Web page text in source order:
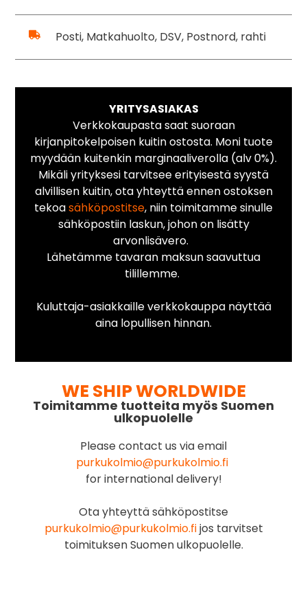
Posti, Matkahuolto, DSV, Postnord, rahti
YRITYSASIAKAS
Verkkokaupasta saat suoraan
kirjanpitokelpoisen kuitin ostosta. Moni tuote
myydään kuitenkin marginaaliverolla (alv 0%).
Mikäli yrityksesi tarvitsee erityisestä syystä
alvillisen kuitin, ota yhteyttä ennen ostoksen
tekoasähköpostitse, niin toimitamme sinulle
sähköpostiin laskun, johon on lisätty
arvonlisävero.
Lähetämme tavaran maksun saavuttua
tilillemme.
Kuluttaja-asiakkaille verkkokauppa näyttää
aina lopullisen hinnan.
WE SHIP WORLDWIDE
Toimitamme tuotteita myös Suomen
ulkopuolelle
Please contact us via email
purkukolmio@purkukolmio.fi
for international delivery!
Ota yhteyttä sähköpostitse
purkukolmio@purkukolmio.fijos tarvitset
toimituksen Suomen ulkopuolelle.